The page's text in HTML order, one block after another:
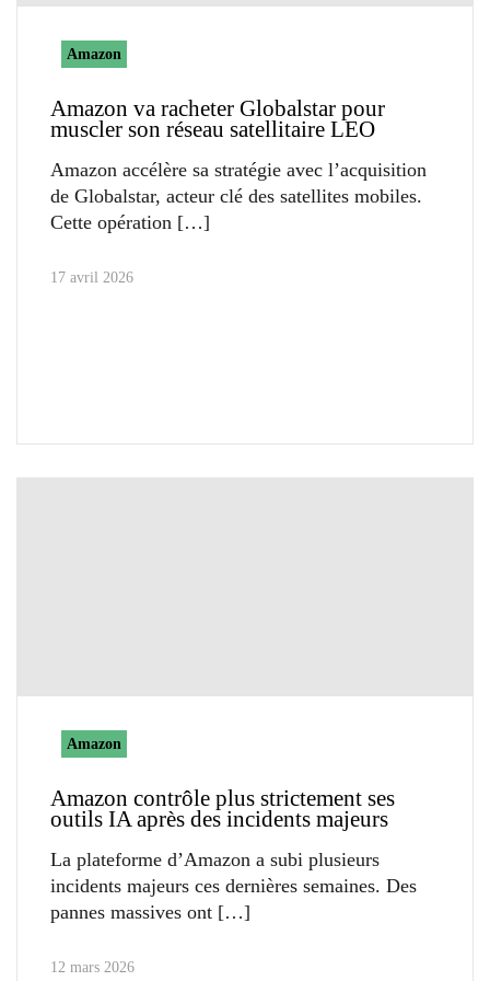
Amazon
Amazon va racheter Globalstar pour
muscler son réseau satellitaire LEO
Amazon accélère sa stratégie avec l’acquisition
de Globalstar, acteur clé des satellites mobiles.
Cette opération
17 avril 2026
Amazon
Amazon contrôle plus strictement ses
outils IA après des incidents majeurs
La plateforme d’Amazon a subi plusieurs
incidents majeurs ces dernières semaines. Des
pannes massives ont
12 mars 2026